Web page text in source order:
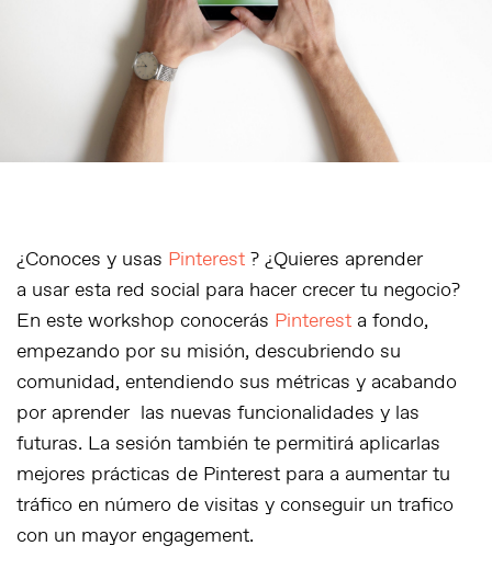
¿Conoces y usas Pinterest ? ¿Quieres aprender
a usar esta red social para hacer crecer tu negocio?
En este workshop conocerás Pinterest a fondo,
empezando por su misión, descubriendo su
comunidad, entendiendo sus métricas y acabando
por aprender las nuevas funcionalidades y las
futuras. La sesión también te permitirá aplicarlas
mejores prácticas de Pinterest para a aumentar tu
tráfico en número de visitas y conseguir un trafico
con un mayor engagement.